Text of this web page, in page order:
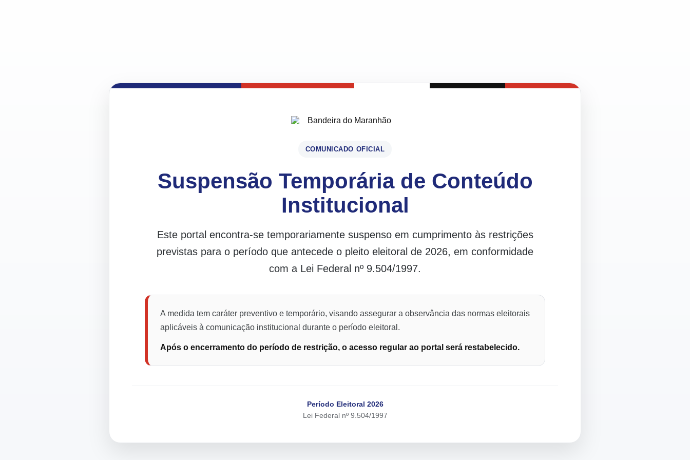
COMUNICADO OFICIAL
Suspensão Temporária de Conteúdo
Institucional
Este portal encontra-se temporariamente suspenso em cumprimento às restrições
previstas para o período que antecede o pleito eleitoral de 2026, em conformidade
com a Lei Federal nº 9.504/1997.
A medida tem caráter preventivo e temporário, visando assegurar a observância das normas eleitorais
aplicáveis à comunicação institucional durante o período eleitoral.
Após o encerramento do período de restrição, o acesso regular ao portal será restabelecido.
Período Eleitoral 2026
Lei Federal nº 9.504/1997